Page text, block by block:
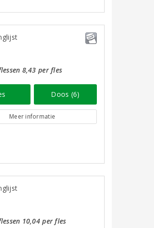
8,43 per fles
Doos (6)
Meer informatie
10,04 per fles